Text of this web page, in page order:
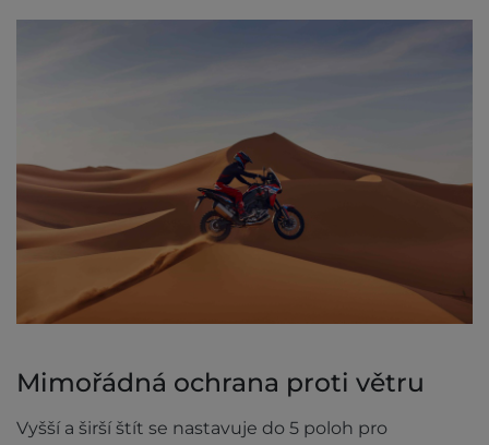
Mimořádná ochrana proti větru
Vyšší a širší štít se nastavuje do 5 poloh pro